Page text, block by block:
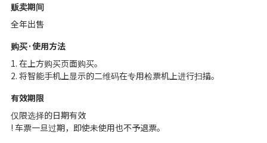
贩卖期间
全年出售
购买·使用方法
1. 在上方购买页面购买。
2. 将智能手机上显示的二维码在专用检票机上进行扫描。
有效期限
仅限选择的日期有效
! 车票一旦过期，即使未使用也不予退票。